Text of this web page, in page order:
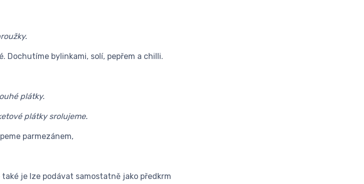
Dochutíme bylinkami, solí, pepřem a chilli.
plátky.
plátky srolujeme.
parmezánem,
je lze podávat samostatně jako předkrm